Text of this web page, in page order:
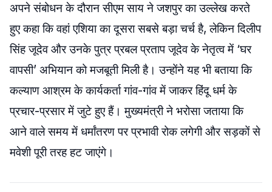
अपने संबोधन के दौरान सीएम साय ने जशपुर का उल्लेख करते
हुए कहा कि वहां एशिया का दूसरा सबसे बड़ा चर्च है, लेकिन दिलीप
सिंह जूदेव और उनके पुत्र प्रबल प्रताप जूदेव के नेतृत्व में ‘घर
वापसी’ अभियान को मजबूती मिली है। उन्होंने यह भी बताया कि
कल्याण आश्रम के कार्यकर्ता गांव-गांव में जाकर हिंदू धर्म के
प्रचार-प्रसार में जुटे हुए हैं। मुख्यमंत्री ने भरोसा जताया कि
आने वाले समय में धर्मांतरण पर प्रभावी रोक लगेगी और सड़कों से
मवेशी पूरी तरह हट जाएंगे।